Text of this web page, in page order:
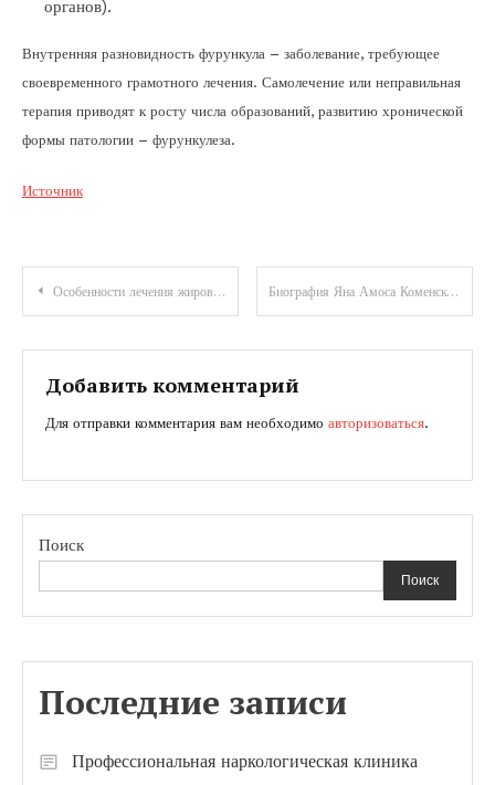
органов).
Внутренняя разновидность фурункула – заболевание, требующее
своевременного грамотного лечения. Самолечение или неправильная
терапия приводят к росту числа образований, развитию хронической
формы патологии – фурункулеза.
Источник
Навигация
по
записям
Особенности лечения жировика на лобке и в паху у мужчин и женщин Биография Яна Амоса Коменского — детство, образование, достижения
Добавить комментарий
Для отправки комментария вам необходимо авторизоваться.
Поиск
Поиск
Последние записи
Профессиональная наркологическая клиника